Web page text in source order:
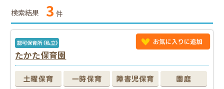
検索結果 3 件
たかた保育園